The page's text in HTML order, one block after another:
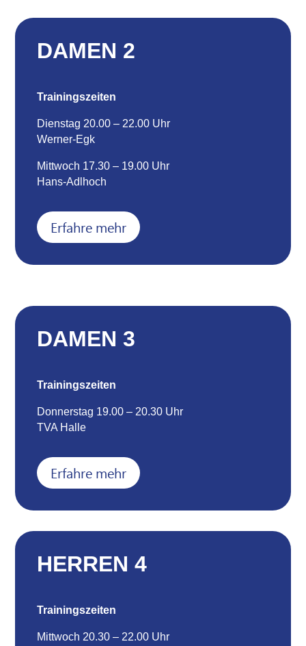
DAMEN 2
Trainingszeiten
Dienstag 20.00 – 22.00 Uhr
Werner-Egk
Mittwoch 17.30 – 19.00 Uhr
Hans-Adlhoch
Erfahre mehr
DAMEN 3
Trainingszeiten
Donnerstag 19.00 – 20.30 Uhr
TVA Halle
Erfahre mehr
HERREN 4
Trainingszeiten
Mittwoch 20.30 – 22.00 Uhr